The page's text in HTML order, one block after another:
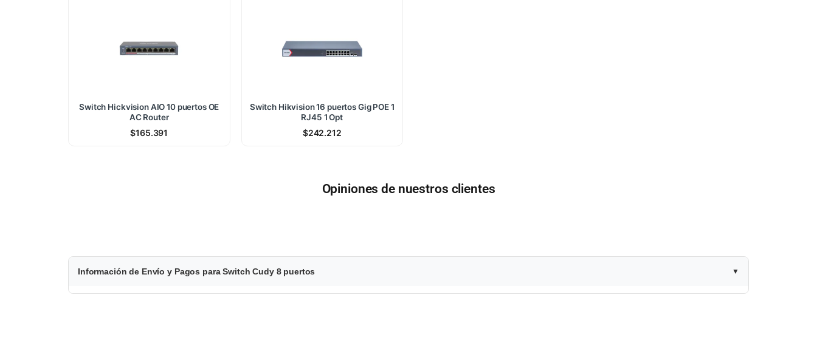
Switch Hickvision AIO 10 puertos OE
AC Router
$165.391
Switch Hikvision 16 puertos Gig POE 1
RJ45 1 Opt
$242.212
Opiniones de nuestros clientes
$
1
Información de Envío y Pagos para Switch Cudy 8 puertos